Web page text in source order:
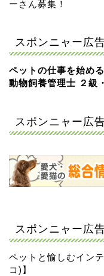
ーさん募集！
スポンニャー広
ペットの仕事を始め
動物飼養管理士 ２級
スポンニャー広
スポンニャー広
ペットと愉しむイン
コ)】